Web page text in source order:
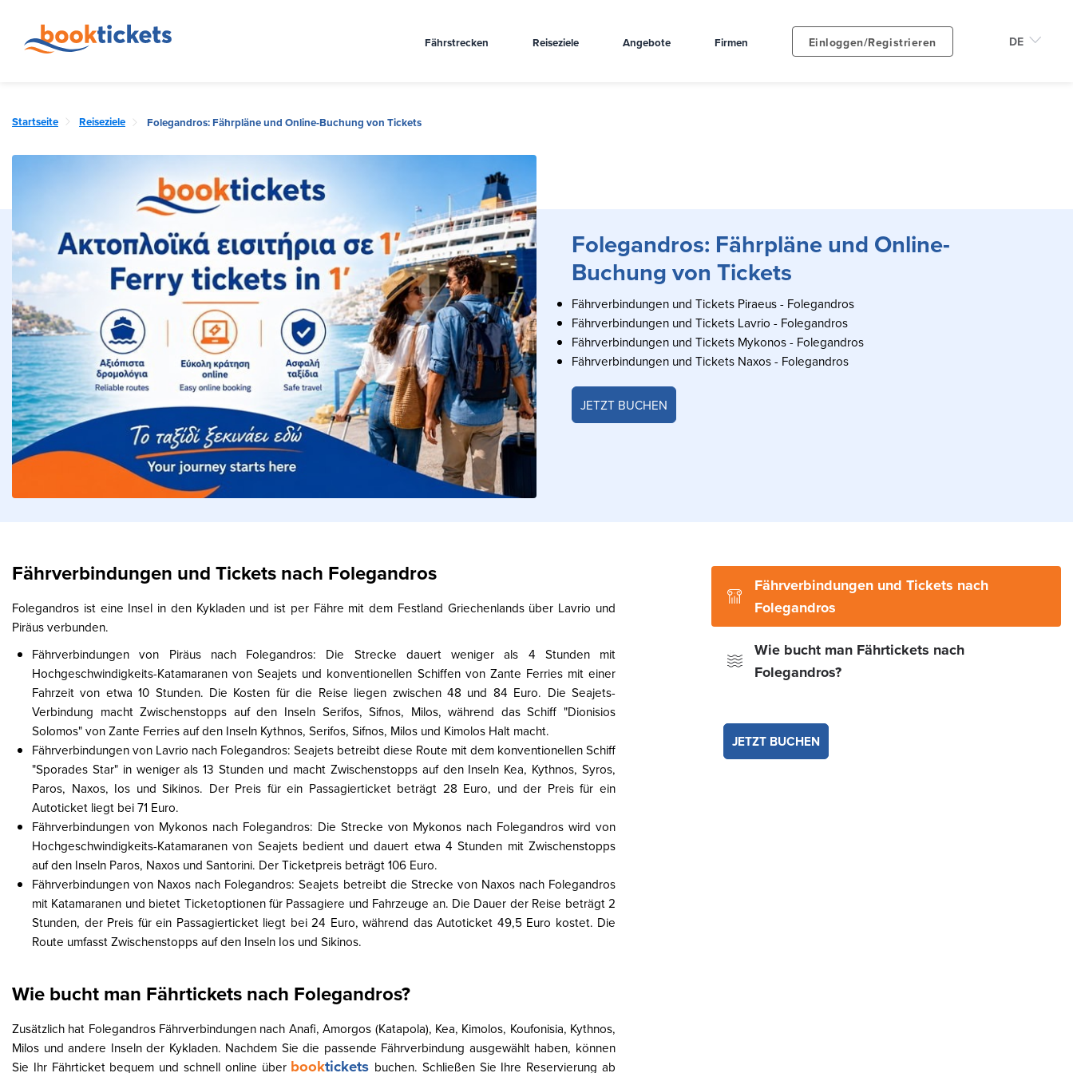
Fährstrecken Reiseziele Angebote Firmen Einloggen/Registrieren
Startseite Reiseziele Folegandros: Fährpläne und Online-Buchung von Tickets
Folegandros: Fährpläne und Online-
Buchung von Tickets
Fährverbindungen und Tickets Piraeus - Folegandros
Fährverbindungen und Tickets Lavrio - Folegandros
Fährverbindungen und Tickets Mykonos - Folegandros
Fährverbindungen und Tickets Naxos - Folegandros
JETZT BUCHEN
Fährverbindungen und Tickets nach Folegandros
Folegandros ist eine Insel in den Kykladen und ist per Fähre mit dem Festland Griechenlands über Lavrio und
Piräus verbunden.
Fährverbindungen von Piräus nach Folegandros: Die Strecke dauert weniger als 4 Stunden mit
Hochgeschwindigkeits-Katamaranen von Seajets und konventionellen Schiffen von Zante Ferries mit einer
Fahrzeit von etwa 10 Stunden. Die Kosten für die Reise liegen zwischen 48 und 84 Euro. Die Seajets-
Verbindung macht Zwischenstopps auf den Inseln Serifos, Sifnos, Milos, während das Schiff "Dionisios
Solomos" von Zante Ferries auf den Inseln Kythnos, Serifos, Sifnos, Milos und Kimolos Halt macht.
Fährverbindungen von Lavrio nach Folegandros: Seajets betreibt diese Route mit dem konventionellen Schiff
"Sporades Star" in weniger als 13 Stunden und macht Zwischenstopps auf den Inseln Kea, Kythnos, Syros,
Paros, Naxos, Ios und Sikinos. Der Preis für ein Passagierticket beträgt 28 Euro, und der Preis für ein
Autoticket liegt bei 71 Euro.
Fährverbindungen von Mykonos nach Folegandros: Die Strecke von Mykonos nach Folegandros wird von
Hochgeschwindigkeits-Katamaranen von Seajets bedient und dauert etwa 4 Stunden mit Zwischenstopps
auf den Inseln Paros, Naxos und Santorini. Der Ticketpreis beträgt 106 Euro.
Fährverbindungen von Naxos nach Folegandros: Seajets betreibt die Strecke von Naxos nach Folegandros
mit Katamaranen und bietet Ticketoptionen für Passagiere und Fahrzeuge an. Die Dauer der Reise beträgt 2
Stunden, der Preis für ein Passagierticket liegt bei 24 Euro, während das Autoticket 49,5 Euro kostet. Die
Route umfasst Zwischenstopps auf den Inseln Ios und Sikinos.
Wie bucht man Fährtickets nach Folegandros?
Zusätzlich hat Folegandros Fährverbindungen nach Anafi, Amorgos (Katapola), Kea, Kimolos, Koufonisia, Kythnos,
Milos und andere Inseln der Kykladen. Nachdem Sie die passende Fährverbindung ausgewählt haben, können
Sie Ihr Fährticket bequem und schnell online über booktickets buchen. Schließen Sie Ihre Reservierung ab
Fährverbindungen und Tickets nach
Folegandros
Wie bucht man Fährtickets nach
Folegandros?
JETZT BUCHEN